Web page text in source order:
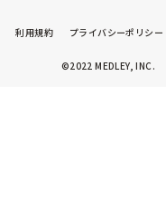
利用規約 プライバシーポリシー
©2022 MEDLEY, INC.